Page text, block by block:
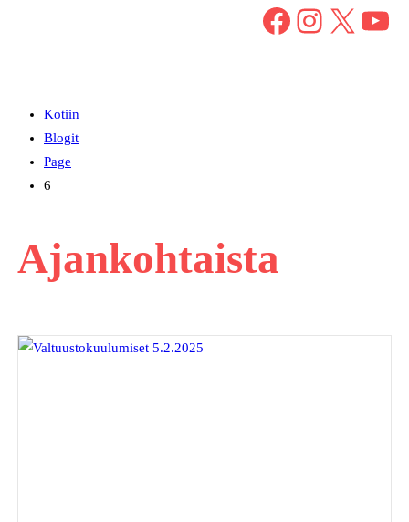
Facebook Instagram X YouTube
Kotiin
Blogit
Page
6
Ajankohtaista